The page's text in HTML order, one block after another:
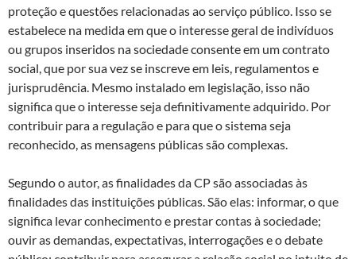
proteção e questões relacionadas ao serviço público. Isso se
estabelece na medida em que o interesse geral de indivíduos
ou grupos inseridos na sociedade consente em um contrato
social, que por sua vez se inscreve em leis, regulamentos e
jurisprudência. Mesmo instalado em legislação, isso não
significa que o interesse seja definitivamente adquirido. Por
contribuir para a regulação e para que o sistema seja
reconhecido, as mensagens públicas são complexas.
Segundo o autor, as finalidades da CP são associadas às
finalidades das instituições públicas. São elas: informar, o que
significa levar conhecimento e prestar contas à sociedade;
ouvir as demandas, expectativas, interrogações e o debate